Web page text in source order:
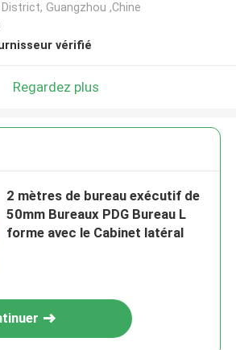
District, Guangzhou ,Chine
vérifié
Regardez plus
2 mètres de bureau exécutif de
50mm Bureaux PDG Bureau L
forme avec le Cabinet latéral